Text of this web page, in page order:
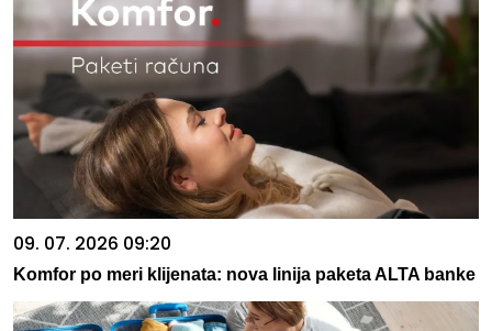
09. 07. 2026 09:20
Komfor po meri klijenata: nova linija paketa ALTA banke